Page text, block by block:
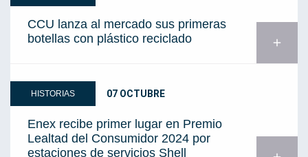
CCU lanza al mercado sus primeras
botellas con plástico reciclado
add
HISTORIAS 07 OCTUBRE
Enex recibe primer lugar en Premio
Lealtad del Consumidor 2024 por
estaciones de servicios Shell